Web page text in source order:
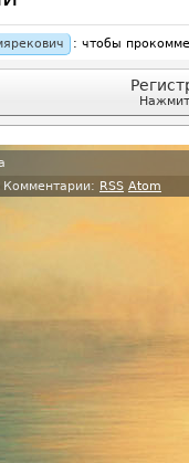
: чтобы
Комментарии: RSS Atom